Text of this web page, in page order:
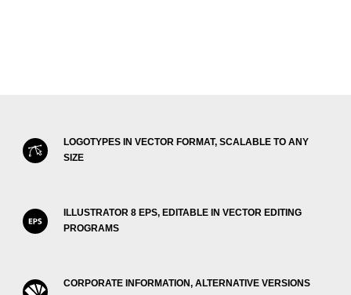
LOGOTYPES IN VECTOR FORMAT, SCALABLE TO ANY
SIZE
ILLUSTRATOR 8 EPS, EDITABLE IN VECTOR EDITING
PROGRAMS
CORPORATE INFORMATION, ALTERNATIVE VERSIONS